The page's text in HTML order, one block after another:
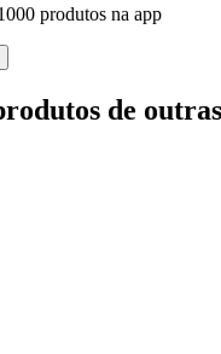
produtos na app
de